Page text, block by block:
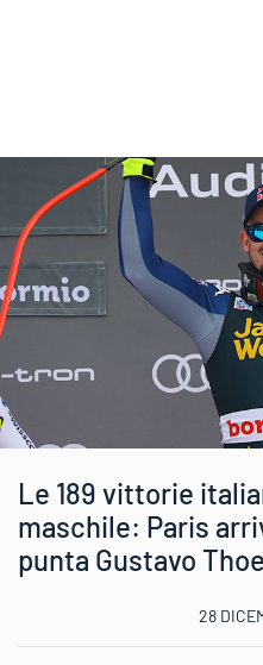
Le 189 vittorie
maschile: Paris
punta Gustavo
28